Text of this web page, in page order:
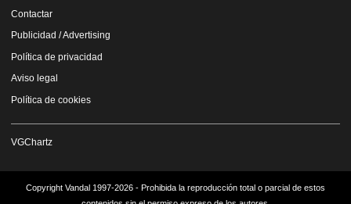
Contactar
Publicidad / Advertising
Política de privacidad
Aviso legal
Política de cookies
VGChartz
Copyright Vandal 1997-2026 - Prohibida la reproducción total o parcial de estos